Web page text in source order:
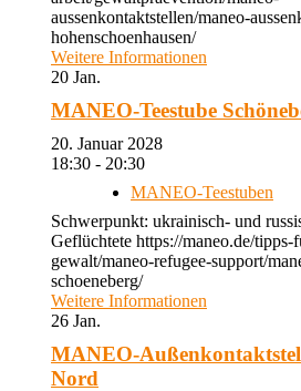
aussenkontaktstellen/maneo-
hohenschoenhausen/
Weitere Informationen
20 Jan.
MANEO-Teestube
20. Januar 2028
18:30 - 20:30
MANEO-Teestuben
Schwerpunkt: ukrainisch- und
Geflüchtete https://maneo.de/
gewalt/maneo-refugee-support/
schoeneberg/
Weitere Informationen
26 Jan.
MANEO-
Nord